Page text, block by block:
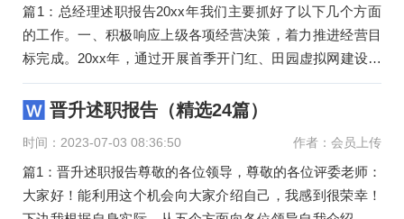
篇1：总经理述职报告20xx年我们主要抓好了以下几个方面
的工作。一、积极响应上级各项经营决策，着力推进经营目
标完成。20xx年，通过开展首季开门红、田园虚拟网建设、
暑期宽带业
晋升述职报告（精选24篇）
时间：2023-07-03 08:36:50 作者：会员上传
篇1：晋升述职报告尊敬的各位领导，尊敬的各位评委老师：
大家好！能利用这个机会向大家介绍自己，我感到很荣幸！